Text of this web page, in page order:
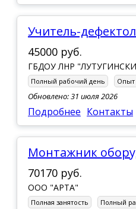
Учитель-
45000 руб.
ГБДОУ ЛНР
Полный рабочий день Опыт
Обновлено: 31 июля 2026
Подробнее Контакты
Монтажник
70170 руб.
ООО "АРТА"
Полная занятость
Полный